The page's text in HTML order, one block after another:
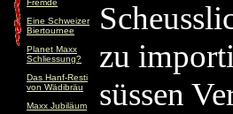
Fremde
Eine Schweizer
Biertournee
Planet Maxx
Schliessung?
Das Hanf-Resti
von Wädibräu
Maxx Jubiläum
zu
süssen